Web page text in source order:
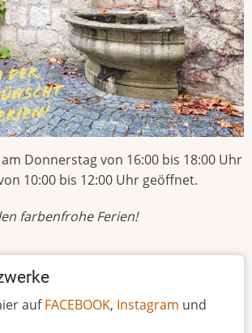
Donnerstag von 16:00 bis 18:00 Uhr
10:00 bis 12:00 Uhr geöffnet.
farbenfrohe Ferien!
aufFACEBOOK, Instagram und